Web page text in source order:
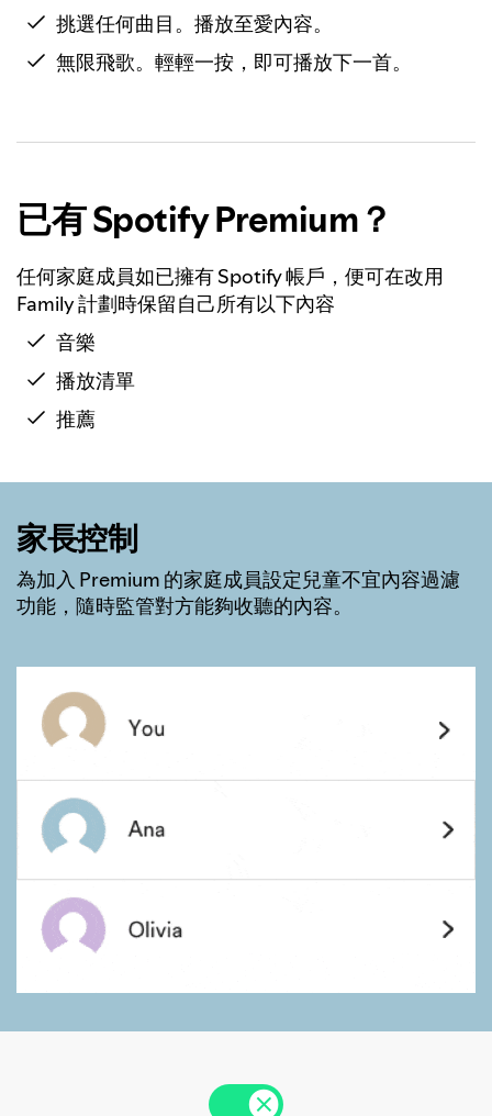
挑選任何曲目。播放至愛內容。
無限飛歌。輕輕一按，即可播放下一首。
已有 Spotify Premium？
任何家庭成員如已擁有 Spotify 帳戶，便可在改用
Family 計劃時保留自己所有以下內容
音樂
播放清單
推薦
家長控制
為加入 Premium 的家庭成員設定兒童不宜內容過濾
功能，隨時監管對方能夠收聽的內容。